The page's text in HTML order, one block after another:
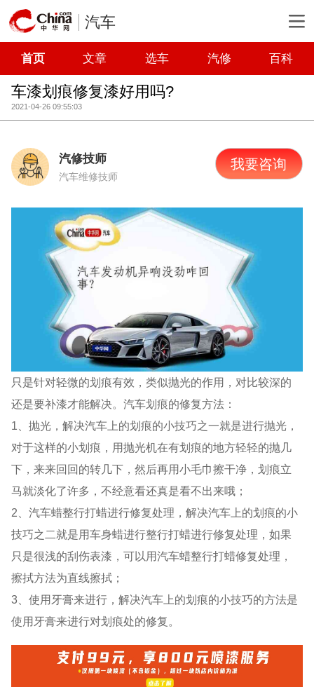
汽车
首页 文章 选车 汽修 百科
车漆划痕修复漆好用吗?
2021-04-26 09:55:03
汽修技师
汽车维修技师
我要咨询
只是针对轻微的划痕有效，类似抛光的作用，对比较深的
还是要补漆才能解决。汽车划痕的修复方法：
1、抛光，解决汽车上的划痕的小技巧之一就是进行抛光，
对于这样的小划痕，用抛光机在有划痕的地方轻轻的抛几
下，来来回回的转几下，然后再用小毛巾擦干净，划痕立
马就淡化了许多，不经意看还真是看不出来哦；
2、汽车蜡整行打蜡进行修复处理，解决汽车上的划痕的小
技巧之二就是用车身蜡进行整行打蜡进行修复处理，如果
只是很浅的刮伤表漆，可以用汽车蜡整行打蜡修复处理，
擦拭方法为直线擦拭；
3、使用牙膏来进行，解决汽车上的划痕的小技巧的方法是
使用牙膏来进行对划痕处的修复。